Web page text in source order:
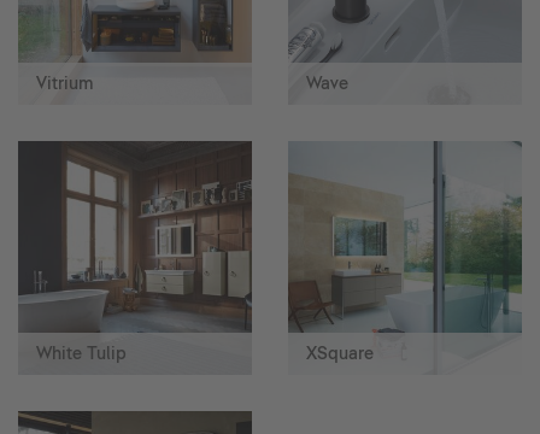
Vitrium Wave
White Tulip XSquare